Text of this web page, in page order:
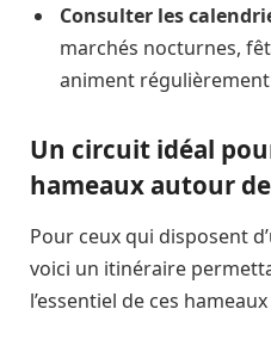
Consulter les
marchés nocturnes,
animent régulièrement
Un circuit idéal
hameaux autour
Pour ceux qui disposent
voici un itinéraire
l’essentiel de ces